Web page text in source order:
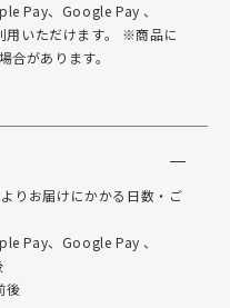
Pay、Google Pay 、
用いただけます。 ※商品に
合があります。
りお届けにかかる日数・ご
Pay、Google Pay 、
後